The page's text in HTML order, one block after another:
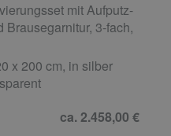
mit Aufputz-
Brausegarnitur, 3-fach,
x 200 cm, in silber
ca. 2.458,00 €